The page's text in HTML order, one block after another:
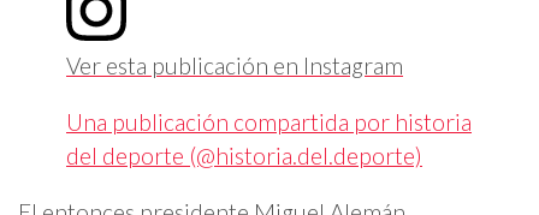
Ver esta publicación en Instagram
Una publicación compartida por historia
del deporte (@historia.del.deporte)